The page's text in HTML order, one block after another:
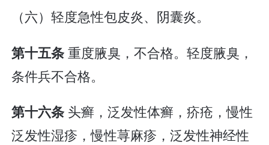
（六）轻度急性包皮炎、阴囊炎。
第十五条重度腋臭，不合格。轻度腋臭，
条件兵不合格。
第十六条 头癣，泛发性体癣，疥疮，慢性
泛发性湿疹，慢性荨麻疹，泛发性神经性